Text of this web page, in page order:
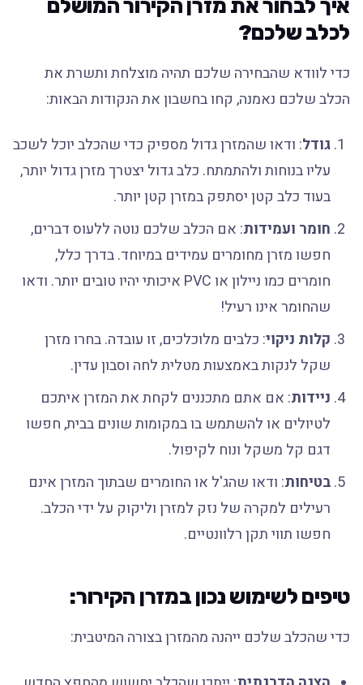
איך לבחור את מזרן הקירור המושלם
לכלב שלכם?
כדי לוודא שהבחירה שלכם תהיה מוצלחת ותשרת את
הכלב שלכם נאמנה, קחו בחשבון את הנקודות הבאות:
גודל: ודאו שהמזרן גדול מספיק כדי שהכלב יוכל לשכב
עליו בנוחות ולהתמתח. כלב גדול יצטרך מזרן גדול יותר,
בעוד כלב קטן יסתפק במזרן קטן יותר.
חומר ועמידות: אם הכלב שלכם נוטה ללעוס דברים,
חפשו מזרן מחומרים עמידים במיוחד. בדרך כלל,
חומרים כמו ניילון או PVC איכותי יהיו טובים יותר. ודאו
שהחומר אינו רעיל!
קלות ניקוי: כלבים מלוכלכים, זו עובדה. בחרו מזרן
שקל לנקות באמצעות מטלית לחה וסבון עדין.
ניידות: אם אתם מתכננים לקחת את המזרן איתכם
לטיולים או להשתמש בו במקומות שונים בבית, חפשו
דגם קל משקל ונוח לקיפול.
בטיחות: ודאו שהג'ל או החומרים שבתוך המזרן אינם
רעילים למקרה של נזק למזרן וליקוק על ידי הכלב.
חפשו תווי תקן רלוונטיים.
טיפים לשימוש נכון במזרן הקירור:
כדי שהכלב שלכם ייהנה מהמזרן בצורה המיטבית: